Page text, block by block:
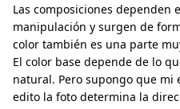
Las composiciones
manipulación y surgen de
color también es una parte
El color base depende de lo
natural. Pero supongo que mi
edito la foto determina la